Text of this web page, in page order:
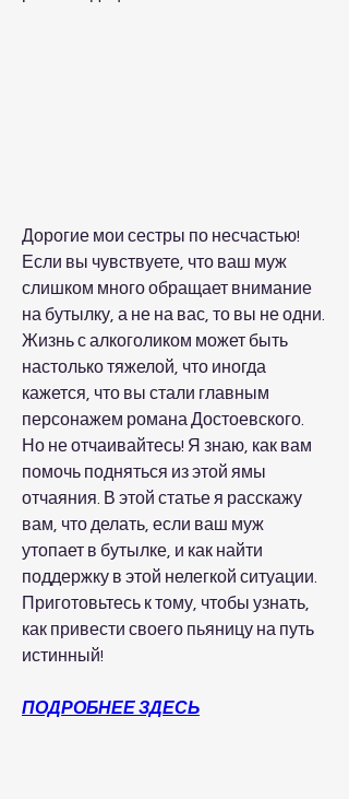
Дорогие мои сестры по несчастью!
Если вы чувствуете, что ваш муж
слишком много обращает внимание
на бутылку, а не на вас, то вы не одни.
Жизнь с алкоголиком может быть
настолько тяжелой, что иногда
кажется, что вы стали главным
персонажем романа Достоевского.
Но не отчаивайтесь! Я знаю, как вам
помочь подняться из этой ямы
отчаяния. В этой статье я расскажу
вам, что делать, если ваш муж
утопает в бутылке, и как найти
поддержку в этой нелегкой ситуации.
Приготовьтесь к тому, чтобы узнать,
как привести своего пьяницу на путь
истинный!
ПОДРОБНЕЕ ЗДЕСЬ